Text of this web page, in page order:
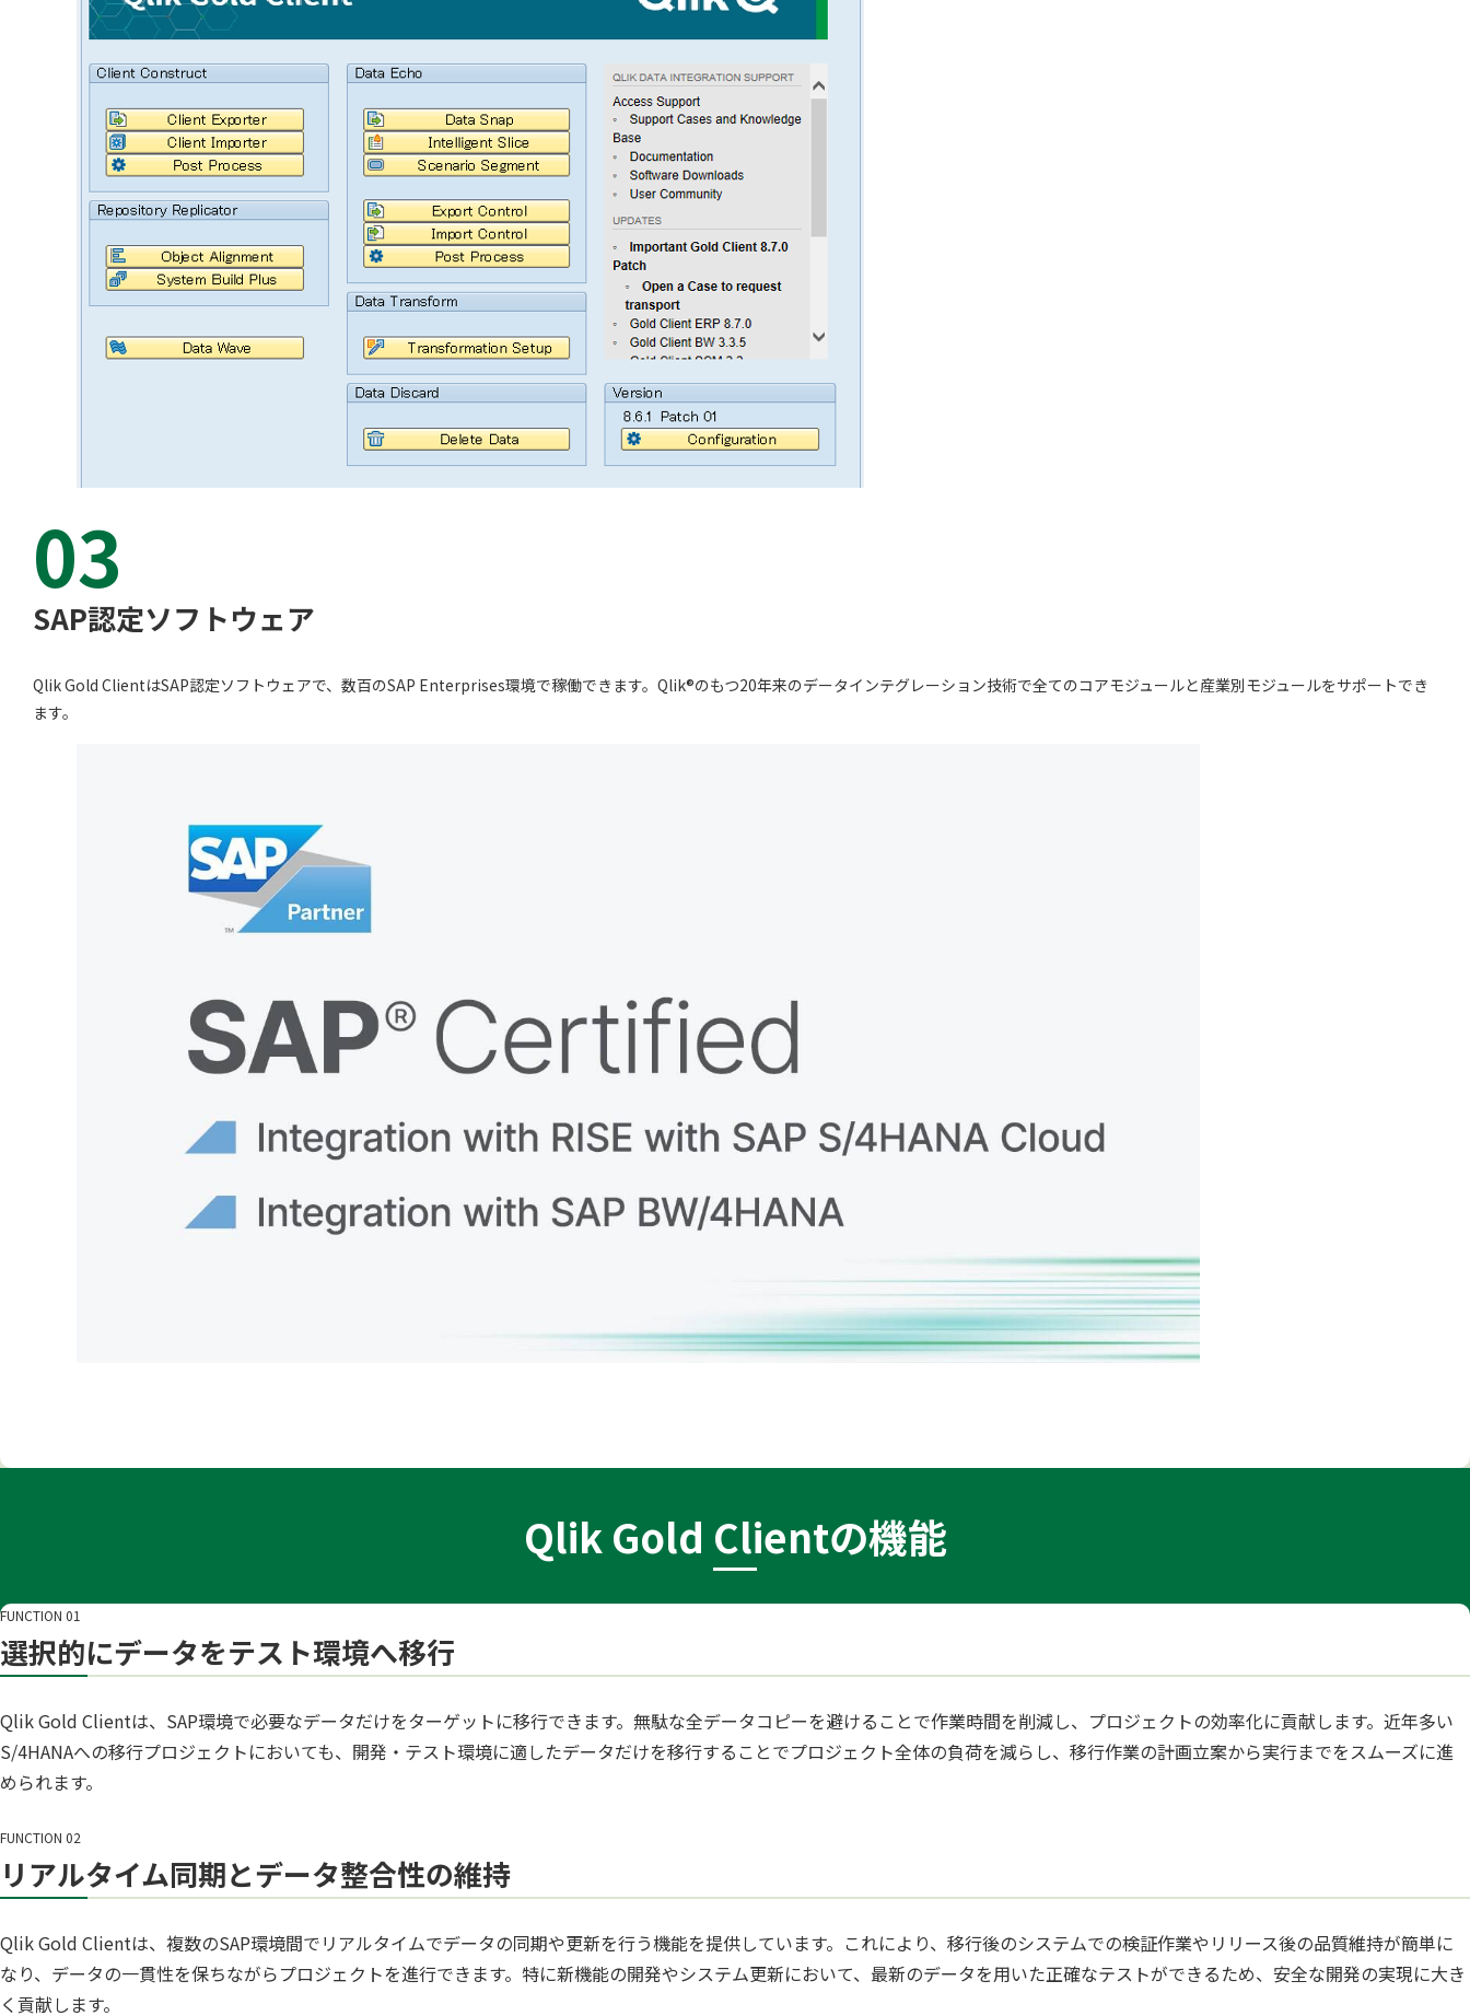
03
SAP認定ソフトウェア
Qlik Gold ClientはSAP認定ソフトウェアで、数百のSAP Enterprises環境で稼働できます。Qlik®のもつ20年来のデータインテグレーション技術で全てのコアモジュールと産業別モジュールをサポートでき
ます。
Qlik Gold Clientの機能
FUNCTION 01
選択的にデータをテスト環境へ移行
Qlik Gold Clientは、SAP環境で必要なデータだけをターゲットに移行できます。無駄な全データコピーを避けることで作業時間を削減し、プロジェクトの効率化に貢献します。近年多い
S/4HANAへの移行プロジェクトにおいても、開発・テスト環境に適したデータだけを移行することでプロジェクト全体の負荷を減らし、移行作業の計画立案から実行までをスムーズに進
められます。
FUNCTION 02
リアルタイム同期とデータ整合性の維持
Qlik Gold Clientは、複数のSAP環境間でリアルタイムでデータの同期や更新を行う機能を提供しています。これにより、移行後のシステムでの検証作業やリリース後の品質維持が簡単に
なり、データの一貫性を保ちながらプロジェクトを進行できます。特に新機能の開発やシステム更新において、最新のデータを用いた正確なテストができるため、安全な開発の実現に大き
く貢献します。